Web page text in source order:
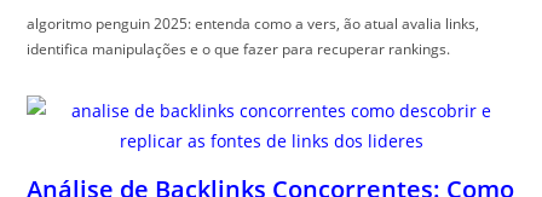
algoritmo penguin 2025: entenda como a vers, ão atual avalia links,
identifica manipulações e o que fazer para recuperar rankings.
Análise de Backlinks Concorrentes: Como